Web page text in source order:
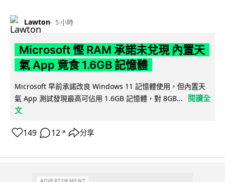
Lawton 5 小時
Microsoft 慳 RAM 承諾未兌現 內置天
氣 App 竟食 1.6GB 記憶體
Microsoft 早前承諾改良 Windows 11 記憶體使用，但內置天
氣 App 測試發現最高可佔用 1.6GB 記憶體，對 8GB...
閱讀全
文
149 12 ↗ 分享